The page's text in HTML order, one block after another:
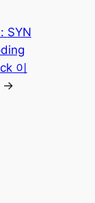
SYN
이
→